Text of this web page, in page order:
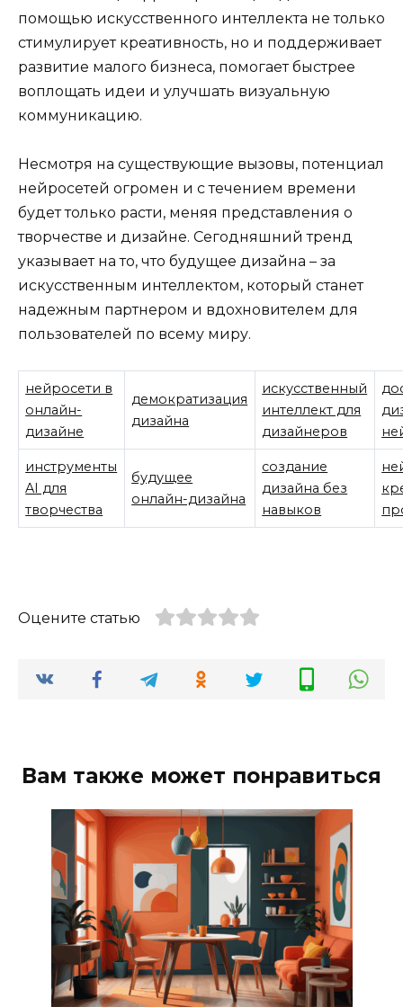
помощью искусственного интеллекта не только
стимулирует креативность, но и поддерживает
развитие малого бизнеса, помогает быстрее
воплощать идеи и улучшать визуальную
коммуникацию.
Несмотря на существующие вызовы, потенциал
нейросетей огромен и с течением времени
будет только расти, меняя представления о
творчестве и дизайне. Сегодняшний тренд
указывает на то, что будущее дизайна – за
искусственным интеллектом, который станет
надежным партнером и вдохновителем для
пользователей по всему миру.
нейросети в
онлайн-
дизайне
демократизация
дизайна
искусственный
интеллект для
дизайнеров
инструменты
AI для
творчества
будущее
онлайн-дизайна
создание
дизайна без
навыков
Оцените статью
Вам также может понравиться